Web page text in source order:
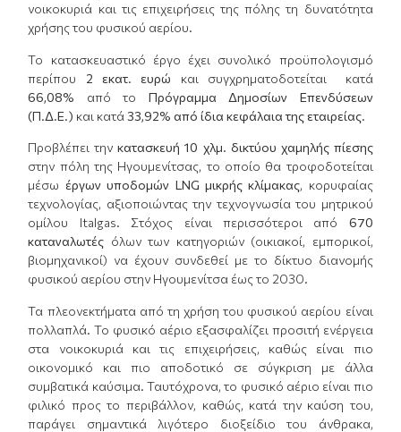
νοικοκυριά και τις επιχειρήσεις της πόλης τη δυνατότητα
χρήσης του φυσικού αερίου.
To κατασκευαστικό έργο έχει συνολικό προϋπολογισμό
περίπου 2 εκατ. ευρώ και συγχρηματοδοτείται κατά
66,08% από το Πρόγραμμα Δημοσίων Επενδύσεων
(Π.Δ.Ε.) και κατά33,92% από ίδια κεφάλαια της εταιρείας.
Προβλέπει την κατασκευή 10 χλμ. δικτύου χαμηλής πίεσης
στην πόλη της Ηγουμενίτσας, το οποίο θα τροφοδοτείται
μέσω έργων υποδομών LNG μικρής κλίμακας, κορυφαίας
τεχνολογίας, αξιοποιώντας την τεχνογνωσία του μητρικού
ομίλου Italgas. Στόχος είναι περισσότεροι από 670
καταναλωτές όλων των κατηγοριών (οικιακοί, εμπορικοί,
βιομηχανικοί) να έχουν συνδεθεί με το δίκτυο διανομής
φυσικού αερίου στην Ηγουμενίτσα έως το 2030.
Τα πλεονεκτήματα από τη χρήση του φυσικού αερίου είναι
πολλαπλά. Το φυσικό αέριο εξασφαλίζει προσιτή ενέργεια
στα νοικοκυριά και τις επιχειρήσεις, καθώς είναι πιο
οικονομικό και πιο αποδοτικό σε σύγκριση με άλλα
συμβατικά καύσιμα. Ταυτόχρονα, το φυσικό αέριο είναι πιο
φιλικό προς το περιβάλλον, καθώς, κατά την καύση του,
παράγει σημαντικά λιγότερο διοξείδιο του άνθρακα,